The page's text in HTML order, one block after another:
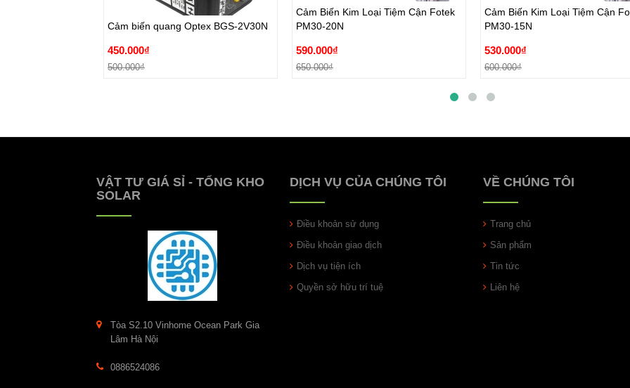
Cảm biến quang Optex BGS-2V30N
450.000₫
500.000₫
Cảm Biến Kim Loại Tiệm Cận Fotek
PM30-20N
590.000₫
650.000₫
590.000₫
Cảm Biến Kim Loại Tiệm Cận
PM30-15N
530.000₫
600.000₫
530.000₫
VẬT TƯ GIÁ SỈ - TỔNG KHO
SOLAR
Tòa S2.10 Vinhome Ocean Park Gia
Lâm Hà Nội
0886524086
DỊCH VỤ CỦA CHÚNG TÔI
Điều khoản sử dụng
Điều khoản giao dịch
Dịch vụ tiện ích
Quyền sở hữu trí tuệ
VỀ CHÚNG TÔI
Trang chủ
Sản phẩm
Tin tức
Liên hệ